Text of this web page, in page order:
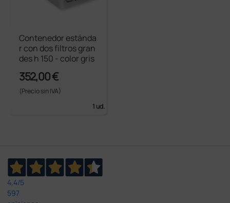
Contenedor estánda
r con dos filtros gran
des h 150 - color gris
352,00 €
(Precio sin IVA)
1 ud.
4,4/5
597